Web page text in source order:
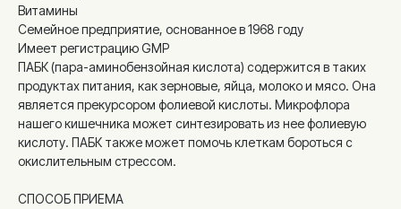
Витамины
Семейное предприятие, основанное в 1968 году
Имеет регистрацию GMP
ПАБК (пара-аминобензойная кислота) содержится в таких
продуктах питания, как зерновые, яйца, молоко и мясо. Она
является прекурсором фолиевой кислоты. Микрофлора
нашего кишечника может синтезировать из нее фолиевую
кислоту. ПАБК также может помочь клеткам бороться с
окислительным стрессом.
СПОСОБ ПРИЕМА